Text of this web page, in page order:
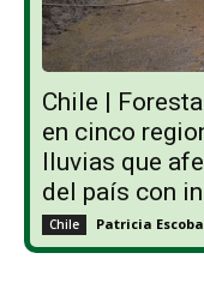
Chile |
en cinco
lluvias que
del país con
Chile Patricia